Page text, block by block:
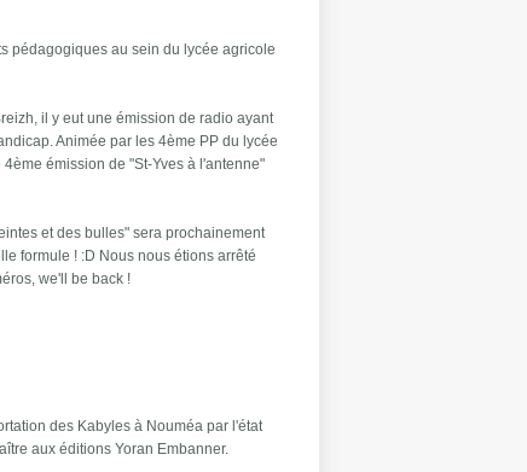
pédagogiques au sein du lycée agricole
il y eut une émission de radio ayant
Animée par les 4ème PP du lycée
émission de "St-Yves à l'antenne"
et des bulles" sera prochainement
formule ! :D Nous nous étions arrêté
we'll be back !
des Kabyles à Nouméa par l'état
aux éditions Yoran Embanner.